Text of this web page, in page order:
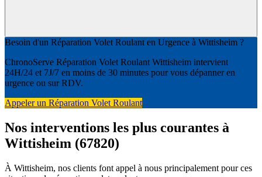
Besoin d'un Réparation Volet Roulant en Urgence à Wittisheim ?
ChronoServe Réparation Volet Roulant Wittisheim intervient
24H/24 et 7J/7 en moins de 30 minutes pour vous dépanner en
urgence ou sur RDV.
Appeler un Réparation Volet Roulant
Nos interventions les plus courantes à
Wittisheim (67820)
À Wittisheim, nos clients font appel à nous principalement pour ces